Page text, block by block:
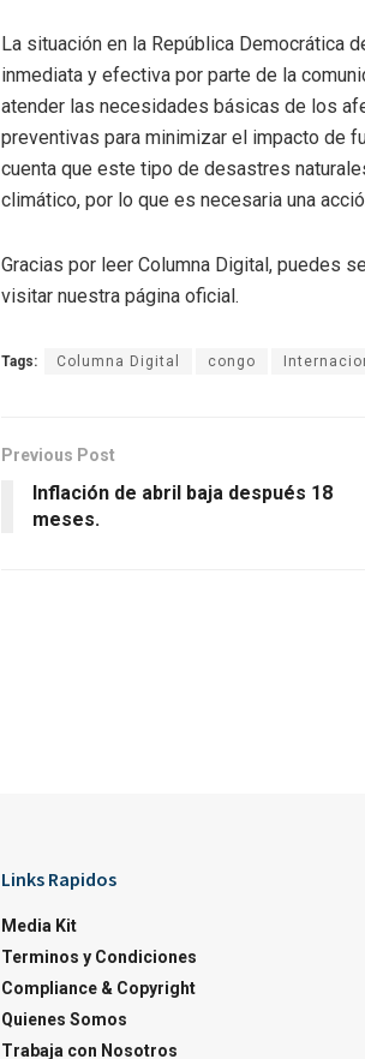
La situación en la República Democrática
inmediata y efectiva por parte de la
atender las necesidades básicas de los
preventivas para minimizar el impacto de
cuenta que este tipo de desastres
climático, por lo que es necesaria una
Gracias por leer Columna Digital, puedes
visitar nuestra página oficial.
Tags: Columna Digital congo
Previous Post
Inflación de abril baja después 18
meses.
Links Rapidos
Media Kit
Terminos y Condiciones
Compliance & Copyright
Quienes Somos
Trabaja con Nosotros